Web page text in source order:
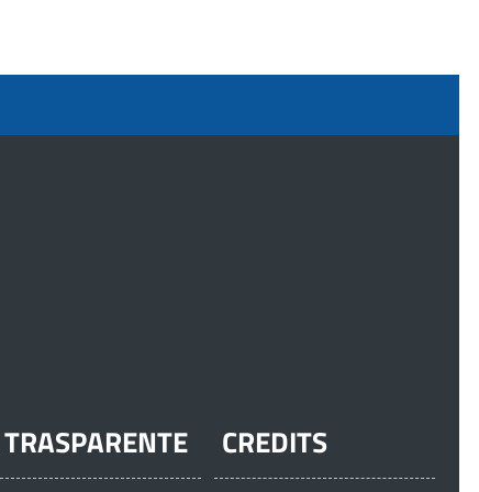
CREDITS